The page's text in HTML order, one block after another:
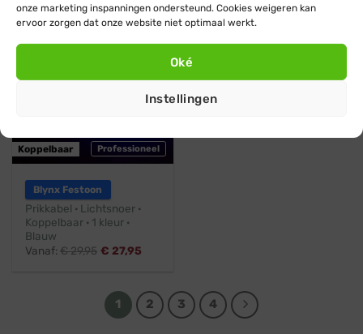
onze marketing inspanningen ondersteund. Cookies weigeren kan
ervoor zorgen dat onze website niet optimaal werkt.
Oké
Instellingen
Blauw
Stootbestendig
Professioneel
Koppelbaar
Blynx Festoon
Prikkabel · Lichtsnoer ·
Koppelbaar · 1 kleur ·
Blauw
Vanaf:€29,95 € 27,95
1 2 3 4